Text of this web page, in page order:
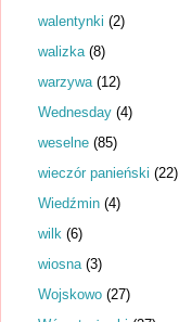
walentynki (2)
walizka (8)
warzywa (12)
Wednesday (4)
weselne (85)
wieczór panieński (22)
Wiedźmin (4)
wilk (6)
wiosna (3)
Wojskowo (27)